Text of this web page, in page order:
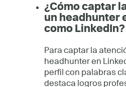
¿Cómo captar
un headhunter
como LinkedIn?
Para captar la
headhunter en
perfil con palabras
destaca logros